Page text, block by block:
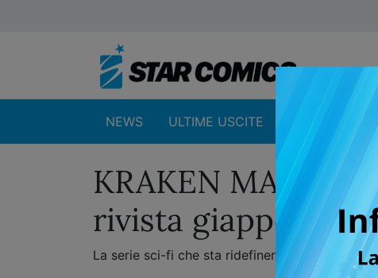
NEWS ULTIME USCITE
KRAKEN MARE:
rivista giapponese
La serie sci-fi che sta ridefinendo i confini del